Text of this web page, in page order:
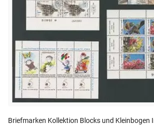
Briefmarken Kollektion Blocks und Kleinbogen